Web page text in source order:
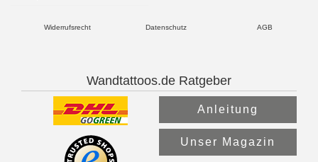
Widerrufsrecht Datenschutz AGB
Wandtattoos.de Ratgeber
Anleitung
Unser Magazin